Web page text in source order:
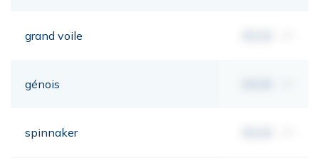
grand voile
génois
spinnaker